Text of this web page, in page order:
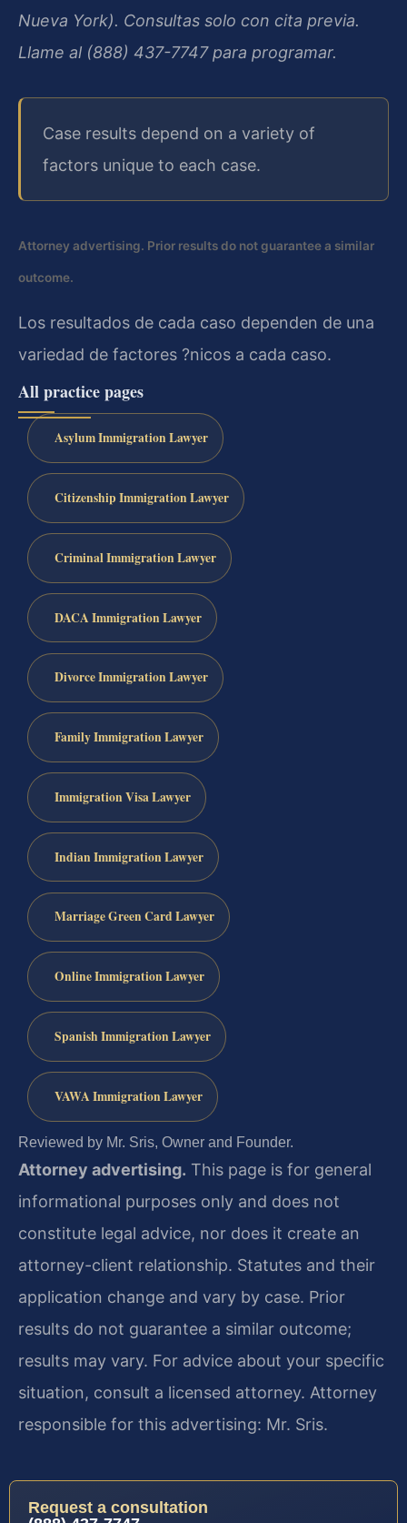
Nueva York). Consultas solo con cita previa.
Llame al (888) 437-7747 para programar.
Case results depend on a variety of
factors unique to each case.
Attorney advertising. Prior results do not guarantee a similar
outcome.
Los resultados de cada caso dependen de una
variedad de factores ?nicos a cada caso.
All practice pages
Asylum Immigration Lawyer
Citizenship Immigration Lawyer
Criminal Immigration Lawyer
DACA Immigration Lawyer
Divorce Immigration Lawyer
Family Immigration Lawyer
Immigration Visa Lawyer
Indian Immigration Lawyer
Marriage Green Card Lawyer
Online Immigration Lawyer
Spanish Immigration Lawyer
VAWA Immigration Lawyer
Reviewed by Mr. Sris, Owner and Founder.
Attorney advertising. This page is for general
informational purposes only and does not
constitute legal advice, nor does it create an
attorney-client relationship. Statutes and their
application change and vary by case. Prior
results do not guarantee a similar outcome;
results may vary. For advice about your specific
situation, consult a licensed attorney. Attorney
responsible for this advertising: Mr. Sris.
Request a consultation